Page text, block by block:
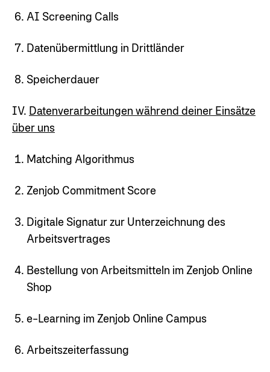
AI Screening Calls
Datenübermittlung in Drittländer
Speicherdauer
IV. Datenverarbeitungen während deiner Einsätze
über uns
Matching Algorithmus
Zenjob Commitment Score
Digitale Signatur zur Unterzeichnung des
Arbeitsvertrages
Bestellung von Arbeitsmitteln im Zenjob Online
Shop
e-Learning im Zenjob Online Campus
Arbeitszeiterfassung